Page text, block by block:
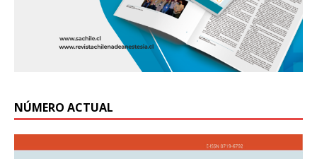
NÚMERO ACTUAL